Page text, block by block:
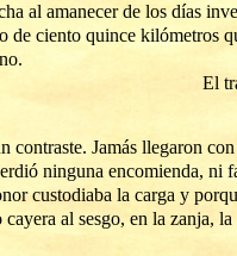
al amanecer de los días
de ciento quince kilómetros
contraste. Jamás llegaron con
ninguna encomienda, ni
custodiaba la carga y
al sesgo, en la zanja, la